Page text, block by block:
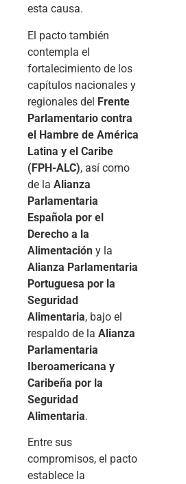
esta causa.
El pacto también
contempla el
fortalecimiento de los
capítulos nacionales y
regionales del Frente
Parlamentario contra
el Hambre de América
Latina y el Caribe
(FPH-ALC), así como
de la Alianza
Parlamentaria
Española por el
Derecho a la
Alimentación y la
Alianza Parlamentaria
Portuguesa por la
Seguridad
Alimentaria, bajo el
respaldo de la Alianza
Parlamentaria
Iberoamericana y
Caribeña por la
Seguridad
Alimentaria.
Entre sus
compromisos, el pacto
establece la